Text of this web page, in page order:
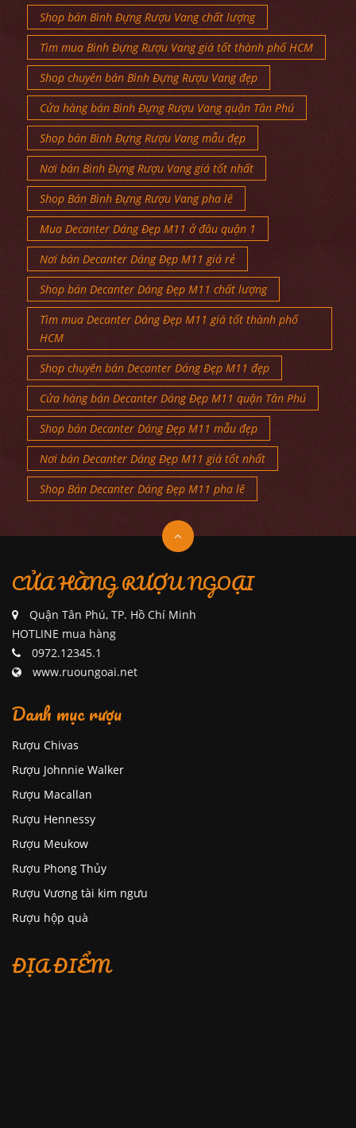
Shop bán Bình Đựng Rượu Vang chất lượng
Tìm mua Bình Đựng Rượu Vang giá tốt thành phố HCM
Shop chuyên bán Bình Đựng Rượu Vang đẹp
Cửa hàng bán Bình Đựng Rượu Vang quận Tân Phú
Shop bán Bình Đựng Rượu Vang mẫu đẹp
Nơi bán Bình Đựng Rượu Vang giá tốt nhất
Shop Bán Bình Đựng Rượu Vang pha lê
Mua Decanter Dáng Đẹp M11 ở đâu quận 1
Nơi bán Decanter Dáng Đẹp M11 giá rẻ
Shop bán Decanter Dáng Đẹp M11 chất lượng
Tìm mua Decanter Dáng Đẹp M11 giá tốt thành phố
HCM
Shop chuyên bán Decanter Dáng Đẹp M11 đẹp
Cửa hàng bán Decanter Dáng Đẹp M11 quận Tân Phú
Shop bán Decanter Dáng Đẹp M11 mẫu đẹp
Nơi bán Decanter Dáng Đẹp M11 giá tốt nhất
Shop Bán Decanter Dáng Đẹp M11 pha lê
CỬA HÀNG RƯỢU NGOẠI
Quận Tân Phú, TP. Hồ Chí Minh
HOTLINE mua hàng
0972.12345.1
www.ruoungoai.net
Danh mục rượu
Rượu Chivas
Rượu Johnnie Walker
Rượu Macallan
Rượu Hennessy
Rượu Meukow
Rượu Phong Thủy
Rượu Vương tài kim ngưu
Rượu hộp quà
ĐỊA ĐIỂM